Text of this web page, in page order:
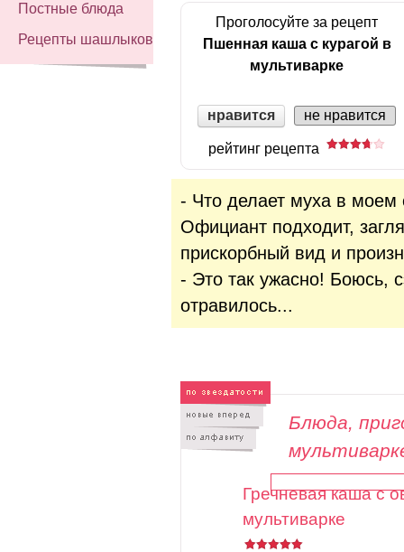
Постные блюда
Рецепты шашлыков
Проголосуйте за рецепт
Пшенная каша с курагой в
мультиварке
нравится не нравится
рейтинг рецепта
- Что делает муха в моем
Официант подходит,
прискорбный вид и
- Это так ужасно! Боюсь,
отравилось...
Блюда,
Гречневая каша с
мультиварке